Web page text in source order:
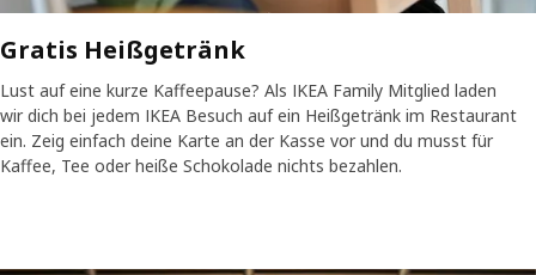
Gratis Heißgetränk
Lust auf eine kurze Kaffeepause? Als IKEA Family Mitglied laden
wir dich bei jedem IKEA Besuch auf ein Heißgetränk im Restaurant
ein. Zeig einfach deine Karte an der Kasse vor und du musst für
Kaffee, Tee oder heiße Schokolade nichts bezahlen.